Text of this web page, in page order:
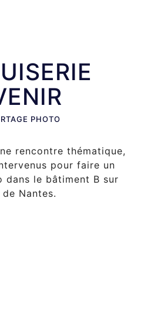
PHOTO
rencontre thématique,
pour faire un
dans le bâtiment B sur
de Nantes.